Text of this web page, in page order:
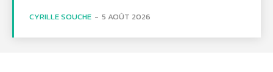
CYRILLE SOUCHE - 5 AOÛT 2026